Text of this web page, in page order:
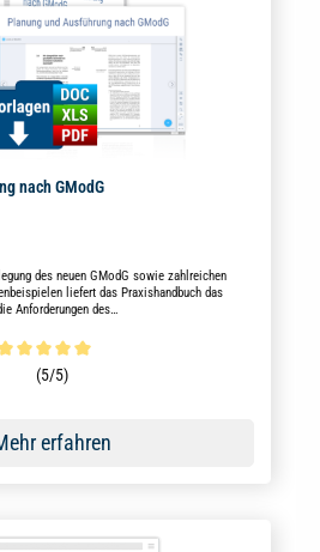
nach GModG
des neuen GModG sowie zahlreichen
liefert das Praxishandbuch das
Anforderungen des
von 5 von 5 Sternen
(5/5)
erfahren